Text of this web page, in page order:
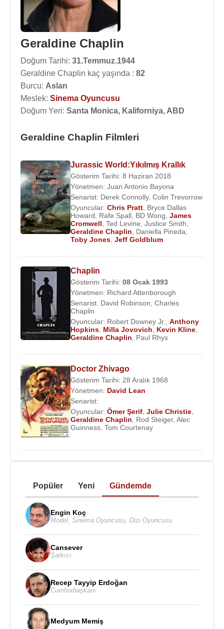
Geraldine Chaplin
Doğum Tarihi: 31.Temmuz.1944
Geraldine Chaplin kaç yaşında : 82
Burcu: Aslan
Meslek: Sinema Oyuncusu
Doğum Yeri: Santa Monica, Kaliforniya, ABD
Geraldine Chaplin Filmleri
Jurassic World:Yıkılmış Krallık
Gösterim Tarihi: 8 Haziran 2018
Yönetmen: Juan Antonio Bayona
Senarist: Derek Connolly, Colin Trevorrow
Oyuncular: Chris Pratt Bryce Dallas
Howard
Rafe Spall BD Wong James
Cromwell Ted Levine Justice Smith
Geraldine Chaplin
Daniella Pineda
Toby Jones Jeff Goldblum
Chaplin
Gösterim Tarihi: 08 Ocak 1993
Yönetmen: Richard Attenborough
Senarist: David Robinson Charles
Chaplin
Oyuncular: Robert Downey Jr.
Anthony
Hopkins Milla Jovovich Kevin Kline
Geraldine Chaplin
Paul Rhys
Doctor Zhivago
Gösterim Tarihi: 28 Aralık 1968
Yönetmen: David Lean
Senarist:
Oyuncular: Ömer Şerif Julie Christie
Geraldine Chaplin
Rod Steiger, Alec
Guinness Tom Courtenay
Popüler Yeni Gündemde
Engin Koç
Model Sinema Oyuncusu Dizi Oyuncusu
Cansever
Şarkıcı
Recep Tayyip Erdoğan
Cumhurbaşkanı
Medyum Memiş